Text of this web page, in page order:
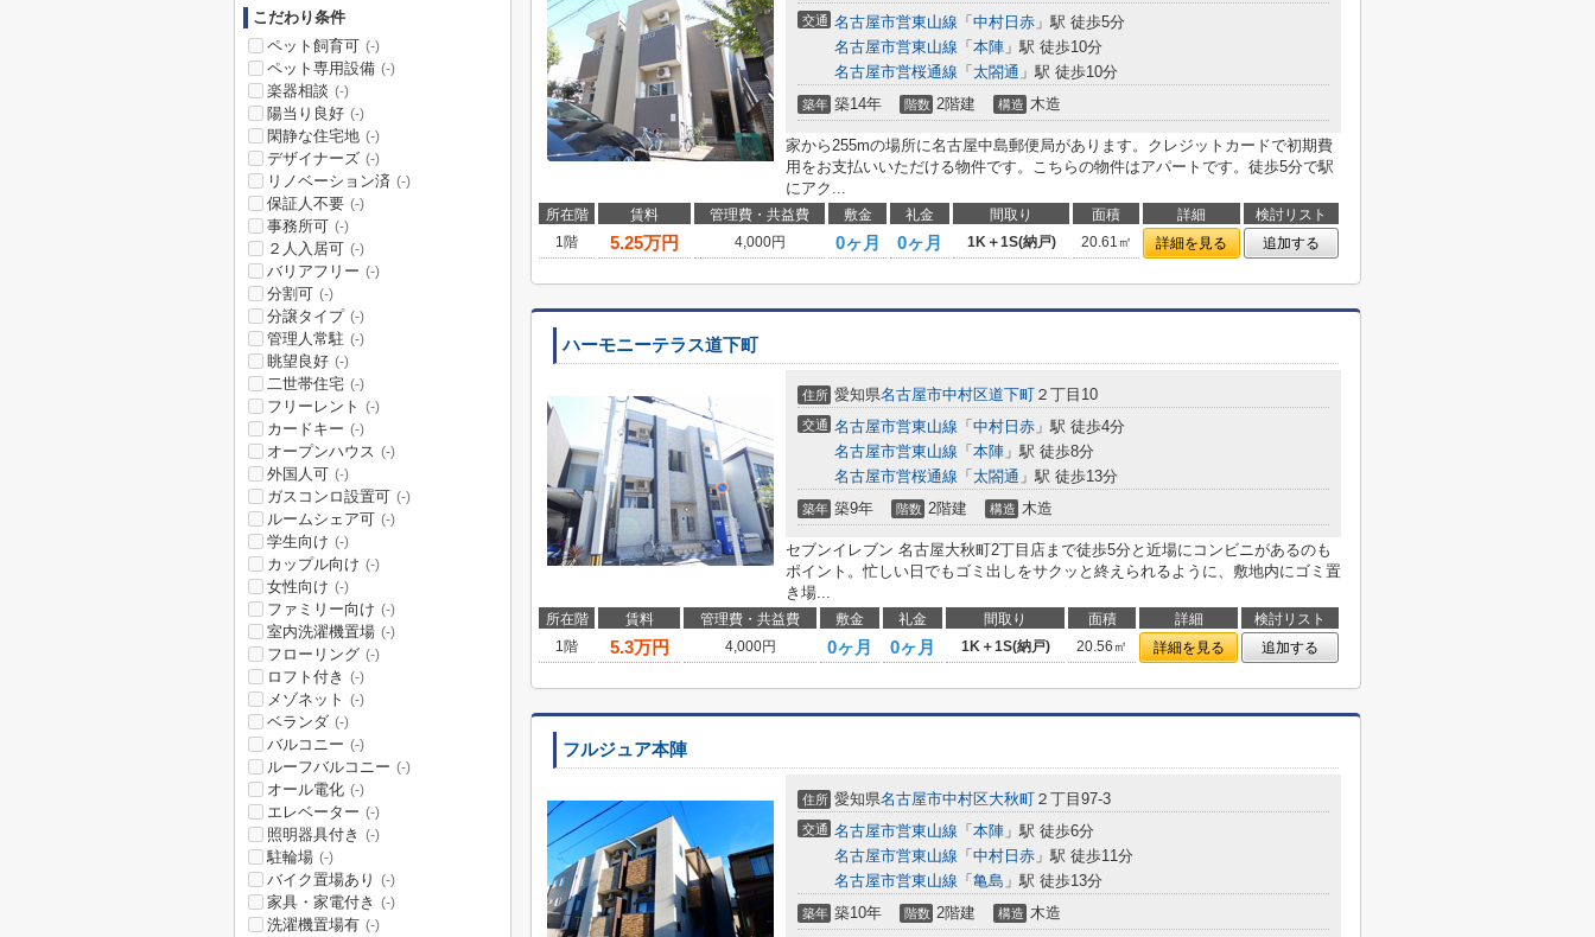
交通 名古屋市営東山線 「 中村日赤 」駅 徒歩5分
名古屋市営東山線 「 本陣 」駅 徒歩10分
名古屋市営桜通線 「 太閤通 」駅 徒歩10分
築年 築14年 階数 2階建 構造 木造
家から255mの場所に名古屋中島郵便局があります。クレジットカードで初期費
用をお支払いいただける物件です。こちらの物件はアパートです。徒歩5分で駅
にアク...
所在階 賃料 管理費・共益費 敷金 礼金 間取り 面積 詳細
検討リスト
1階
5.25万円 4,000円 0ヶ月 0ヶ月 1K＋1S(納戸) 20.61㎡ 詳細を見る 追加する
ハーモニーテラス道下町
住所 愛知県名古屋市中村区道下町 ２丁目10
交通 名古屋市営東山線 「 中村日赤 」駅 徒歩4分
名古屋市営東山線 「 本陣 」駅 徒歩8分
名古屋市営桜通線 「 太閤通 」駅 徒歩13分
築年 築9年 階数 2階建 構造 木造
セブンイレブン 名古屋大秋町2丁目店まで徒歩5分と近場にコンビニがあるのも
ポイント。忙しい日でもゴミ出しをサクッと終えられるように、敷地内にゴミ置
き場...
所在階 賃料 管理費・共益費 敷金 礼金 間取り 面積 詳細
検討リスト
1階
5.3万円 4,000円 0ヶ月 0ヶ月 1K＋1S(納戸) 20.56㎡ 詳細を見る 追加する
フルジュア本陣
住所 愛知県名古屋市中村区大秋町 ２丁目97-3
交通 名古屋市営東山線 「 本陣 」駅 徒歩6分
名古屋市営東山線 「 中村日赤 」駅 徒歩11分
名古屋市営東山線 「 亀島 」駅 徒歩13分
築年 築10年 階数 2階建 構造 木造
こだわり条件
ペット飼育可 (-)
ペット専用設備 (-)
楽器相談 (-)
陽当り良好 (-)
閑静な住宅地 (-)
デザイナーズ (-)
リノベーション済 (-)
保証人不要 (-)
事務所可 (-)
２人入居可 (-)
バリアフリー (-)
分割可 (-)
分譲タイプ (-)
管理人常駐 (-)
眺望良好 (-)
二世帯住宅 (-)
フリーレント (-)
カードキー (-)
オープンハウス (-)
外国人可 (-)
ガスコンロ設置可 (-)
ルームシェア可 (-)
学生向け (-)
カップル向け (-)
女性向け (-)
ファミリー向け (-)
室内洗濯機置場 (-)
フローリング (-)
ロフト付き (-)
メゾネット (-)
ベランダ (-)
バルコニー (-)
ルーフバルコニー (-)
オール電化 (-)
エレベーター (-)
照明器具付き (-)
駐輪場 (-)
バイク置場あり (-)
家具・家電付き (-)
洗濯機置場有 (-)